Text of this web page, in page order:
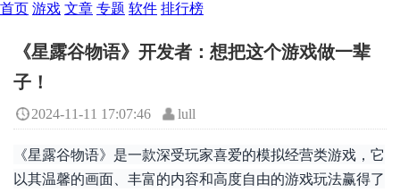
首页 游戏 文章 专题 软件 排行榜
《星露谷物语》开发者：想把这个游戏做一辈
子！
2024-11-11 17:07:46 lull
《星露谷物语》是一款深受玩家喜爱的模拟经营类游戏，它
以其温馨的画面、丰富的内容和高度自由的游戏玩法赢得了